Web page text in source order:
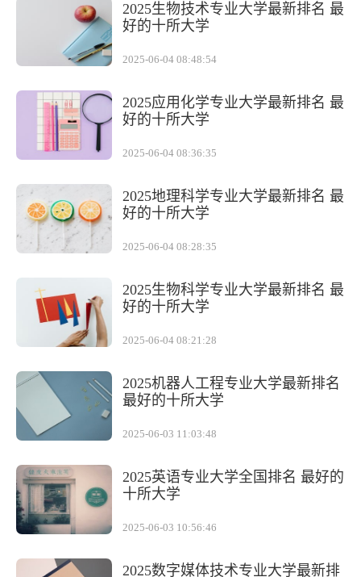
2025生物技术专业大学最新排名 最
好的十所大学
2025-06-04 08:48:54
2025应用化学专业大学最新排名 最
好的十所大学
2025-06-04 08:36:35
2025地理科学专业大学最新排名 最
好的十所大学
2025-06-04 08:28:35
2025生物科学专业大学最新排名 最
好的十所大学
2025-06-04 08:21:28
2025机器人工程专业大学最新排名
最好的十所大学
2025-06-03 11:03:48
2025英语专业大学全国排名 最好的
十所大学
2025-06-03 10:56:46
2025数字媒体技术专业大学最新排